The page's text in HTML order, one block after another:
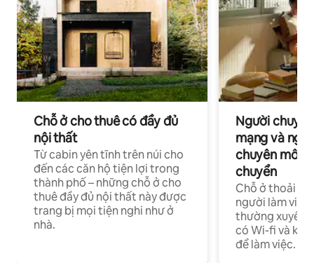
Chỗ ở cho thuê có đầy đủ
nội thất
Từ cabin yên tĩnh trên núi cho
đến các căn hộ tiện lợi trong
thành phố – những chỗ ở cho
thuê đầy đủ nội thất này được
trang bị mọi tiện nghi như ở
nhà.
Người
mạng và
chuyên môn
chuyển
Chỗ ở thoải
người làm việc
thường xuyên
có Wi-fi và
để làm việc.